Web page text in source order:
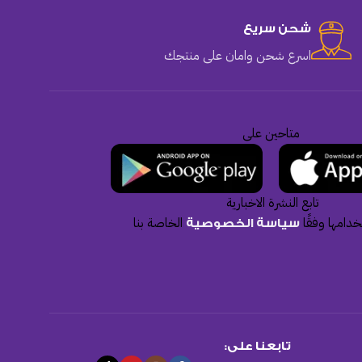
شحن سريع
اسرع شحن وامان على منتجك
متاحين على
تابع النشرة الاخبارية
وفقًاسياسة الخصوصية الخاصة بنا
تابعنا على: